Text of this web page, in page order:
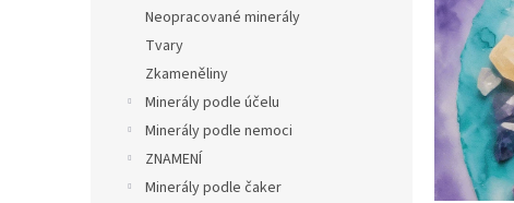
Neopracované minerály
Tvary
Zkameněliny
Minerály podle účelu
Minerály podle nemoci
ZNAMENÍ
Minerály podle čaker